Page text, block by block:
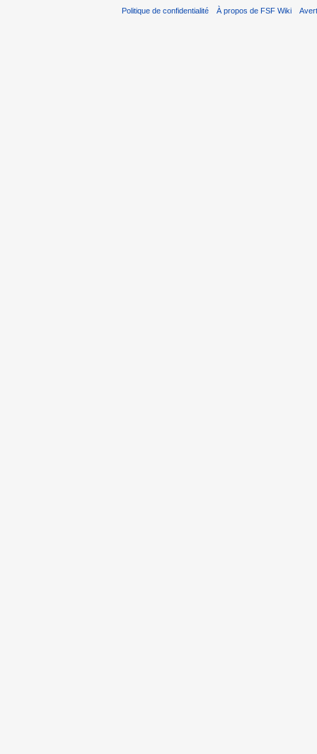
Politique de confidentialité À propos de FSF Wiki